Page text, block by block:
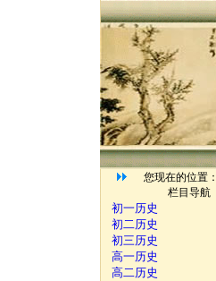
您现在的位置：
栏目导航
初一历史
初二历史
初三历史
高一历史
高二历史